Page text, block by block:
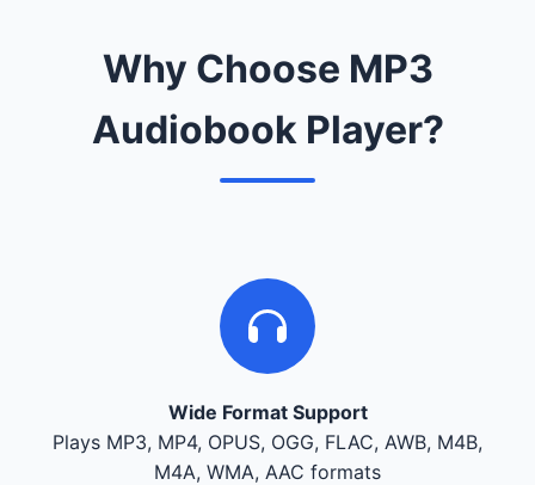
Why Choose MP3
Audiobook Player?
Wide Format Support
Plays MP3, MP4, OPUS, OGG, FLAC, AWB, M4B,
M4A, WMA, AAC formats